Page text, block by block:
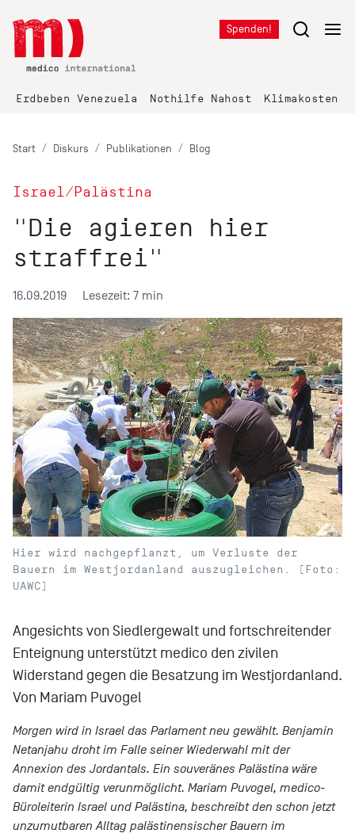
Spenden!
Erdbeben Venezuela Nothilfe Nahost Klimakosten
Start Diskurs Publikationen Blog
Israel/Palästina
"Die agieren hier
straffrei"
16.09.2019 Lesezeit: 7 min
Hier wird nachgepflanzt, um Verluste der
Bauern im Westjordanland auszugleichen. (Foto:
UAWC)
Angesichts von Siedlergewalt und fortschreitender
Enteignung unterstützt medico den zivilen
Widerstand gegen die Besatzung im Westjordanland.
Von Mariam Puvogel
Morgen wird in Israel das Parlament neu gewählt. Benjamin
Netanjahu droht im Falle seiner Wiederwahl mit der
Annexion des Jordantals. Ein souveränes Palästina wäre
damit endgültig verunmöglicht. Mariam Puvogel, medico-
Büroleiterin Israel und Palästina, beschreibt den schon jetzt
unzumutbaren Alltag palästinensischer Bauern im